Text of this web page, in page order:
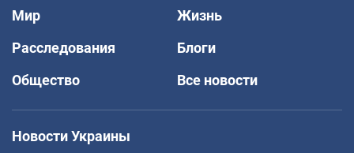
Мир
Жизнь
Расследования
Блоги
Общество
Все новости
Новости Украины